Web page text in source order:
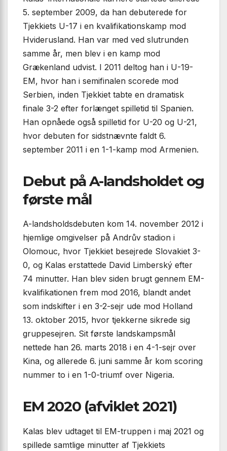
5. september 2009, da han debuterede for
Tjekkiets U-17 i en kvalifikationskamp mod
Hviderusland. Han var med ved slutrunden
samme år, men blev i en kamp mod
Grækenland udvist. I 2011 deltog han i U-19-
EM, hvor han i semifinalen scorede mod
Serbien, inden Tjekkiet tabte en dramatisk
finale 3-2 efter forlænget spilletid til Spanien.
Han opnåede også spilletid for U-20 og U-21,
hvor debuten for sidstnævnte faldt 6.
september 2011 i en 1-1-kamp mod Armenien.
Debut på A-landsholdet og
første mål
A-landsholdsdebuten kom 14. november 2012 i
hjemlige omgivelser på Andrův stadion i
Olomouc, hvor Tjekkiet besejrede Slovakiet 3-
0, og Kalas erstattede David Limberský efter
74 minutter. Han blev siden brugt gennem EM-
kvalifikationen frem mod 2016, blandt andet
som indskifter i en 3-2-sejr ude mod Holland
13. oktober 2015, hvor tjekkerne sikrede sig
gruppesejren. Sit første landskampsmål
nettede han 26. marts 2018 i en 4-1-sejr over
Kina, og allerede 6. juni samme år kom scoring
nummer to i en 1-0-triumf over Nigeria.
EM 2020 (afviklet 2021)
Kalas blev udtaget til EM-truppen i maj 2021 og
spillede samtlige minutter af Tjekkiets